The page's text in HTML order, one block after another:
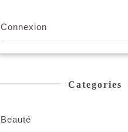
Connexion
Categories
Beauté